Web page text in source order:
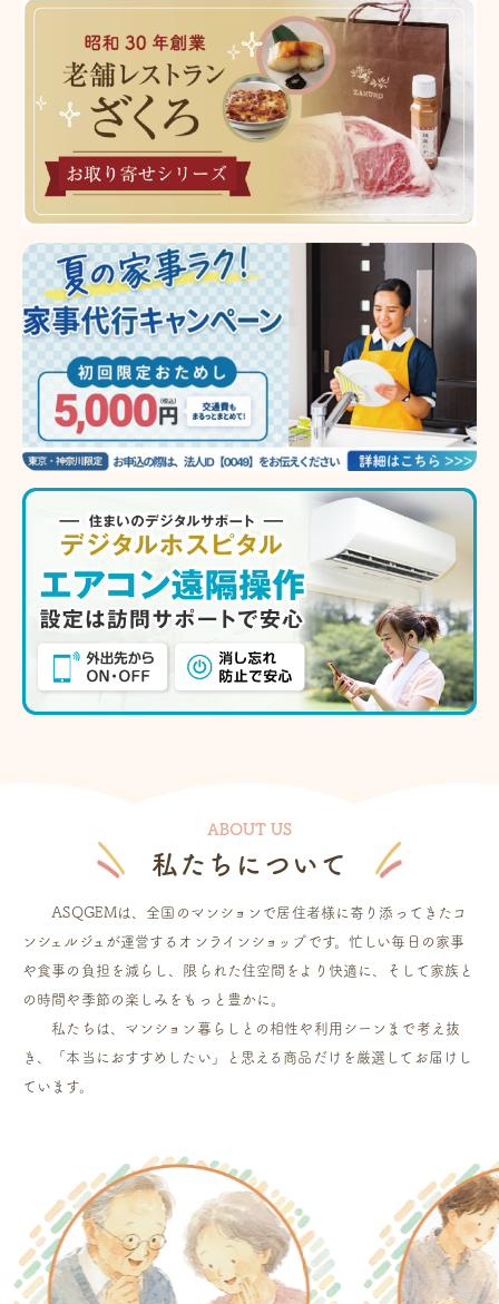
ABOUT US
私たちについて
ASQGEMは、全国のマンションで居住者様に寄り添ってきたコ
ンシェルジュが運営するオンラインショップです。忙しい毎日の家事
や食事の負担を減らし、限られた住空間をより快適に、そして家族と
の時間や季節の楽しみをもっと豊かに。
私たちは、マンション暮らしとの相性や利用シーンまで考え抜
き、「本当におすすめしたい」と思える商品だけを厳選してお届けし
ています。